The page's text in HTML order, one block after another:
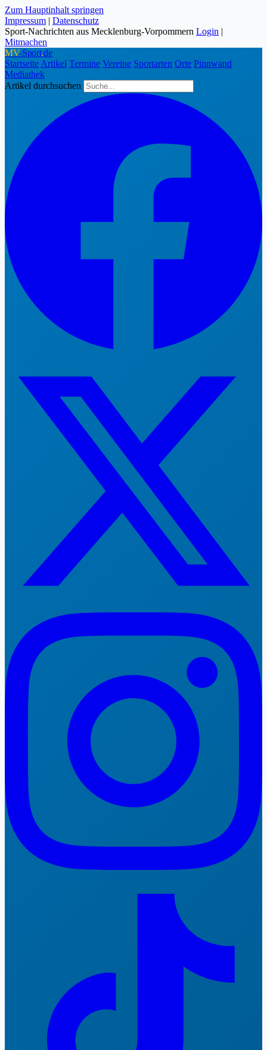
Zum Hauptinhalt springen
Impressum | Datenschutz
Sport-Nachrichten aus Mecklenburg-Vorpommern Login |
Mitmachen
MV-Sport.de
Startseite Artikel Termine Vereine Sportarten Orte Pinnwand
Mediathek
Artikel durchsuchen